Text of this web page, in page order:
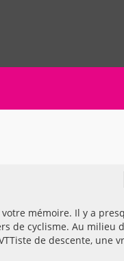
mémoire. Il y a
de cyclisme. Au milieu
de descente, une